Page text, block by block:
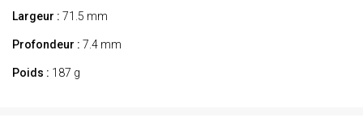
Largeur : 71.5 mm
Profondeur : 7.4 mm
Poids : 187 g